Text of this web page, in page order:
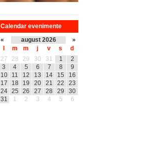
Calendar evenimente
«
august 2026
»
m m j v s
d
27
28 29 30 31 1
2
3
4 5 6 7 8
9
10
11 12 13 14 15
16
17
18 19 20 21 22
23
24
25 26 27 28 29
30
31
1 2 3 4 5 6